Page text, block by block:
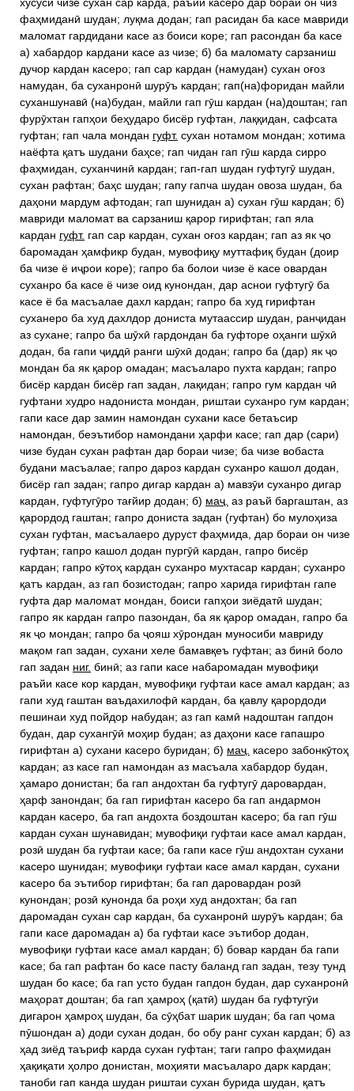
фаҳмиданӣ шудан; луқма додан; гап расидан ба касе мавриди
маломат гардидани касе аз боиси коре; гап расондан ба касе
а) хабардор кардани касе аз чизе; б) ба маломату сарзаниш
дучор кардан касеро; гап сар кардан (намудан) сухан оғоз
намудан, ба суханронӣ шурӯъ кардан; гап(на)форидан майли
суханшунавӣ (на)будан, майли гап гӯш кардан (на)доштан; гап
фурӯхтан гапҳои беҳударо бисёр гуфтан, лаққидан, сафсата
гуфтан; гап чала мондан гуфт. сухан нотамом мондан; хотима
наёфта қатъ шудани баҳсе; гап чидан гап гӯш карда сирро
фаҳмидан, суханчинӣ кардан; гап-гап шудан гуфтугӯ шудан,
сухан рафтан; баҳс шудан; гапу гапча шудан овоза шудан, ба
даҳони мардум афтодан; гап шунидан а) сухан гӯш кардан; б)
мавриди маломат ва сарзаниш қарор гирифтан; гап яла
кардан гуфт. гап сар кардан, сухан оғоз кардан; гап аз як ҷо
баромадан ҳамфикр будан, мувофиқу муттафиқ будан (доир
ба чизе ё иҷрои коре); гапро ба болои чизе ё касе овардан
суханро ба касе ё чизе оид кунондан, дар аснои гуфтугӯ ба
касе ё ба масъалае дахл кардан; гапро ба худ гирифтан
суханеро ба худ дахлдор дониста мутаассир шудан, ранҷидан
аз сухане; гапро ба шӯхӣ гардондан ба гуфторе оҳанги шӯхӣ
додан, ба гапи ҷиддӣ ранги шӯхӣ додан; гапро ба (дар) як ҷо
мондан ба як қарор омадан; масъаларо пухта кардан; гапро
бисёр кардан бисёр гап задан, лақидан; гапро гум кардан чӣ
гуфтани худро надониста мондан, риштаи суханро гум кардан;
гапи касе дар замин намондан сухани касе бетаъсир
намондан, беэътибор намондани ҳарфи касе; гап дар (сари)
чизе будан сухан рафтан дар бораи чизе; ба чизе вобаста
будани масъалае; гапро дароз кардан суханро кашол додан,
бисёр гап задан; гапро дигар кардан а) мавзӯи суханро дигар
кардан, гуфтугӯро тағйир додан; б) маҷ. аз раъй баргаштан, аз
қарордод гаштан; гапро дониста задан (гуфтан) бо мулоҳиза
сухан гуфтан, масъалаеро дуруст фаҳмида, дар бораи он чизе
гуфтан; гапро кашол додан пургӯӣ кардан, гапро бисёр
кардан; гапро кӯтоҳ кардан суханро мухтасар кардан; суханро
қатъ кардан, аз гап бозистодан; гапро харида гирифтан гапе
гуфта дар маломат мондан, боиси гапҳои зиёдатӣ шудан;
гапро як кардан гапро пазондан, ба як қарор омадан, гапро ба
як ҷо мондан; гапро ба ҷояш хӯрондан муносиби мавриду
мақом гап задан, сухани хеле бамавқеъ гуфтан; аз бинӣ боло
гап задан ниг. бинӣ; аз гапи касе набаромадан мувофиқи
раъйи касе кор кардан, мувофиқи гуфтаи касе амал кардан; аз
гапи худ гаштан ваъдахилофӣ кардан, ба қавлу қарордоди
пешинаи худ пойдор набудан; аз гап камӣ надоштан гапдон
будан, дар сухангӯӣ моҳир будан; аз даҳони касе гапашро
гирифтан а) сухани касеро буридан; б) маҷ. касеро забонкӯтоҳ
кардан; аз касе гап намондан аз масъала хабардор будан,
ҳамаро донистан; ба гап андохтан ба гуфтугӯ даровардан,
ҳарф занондан; ба гап гирифтан касеро ба гап андармон
кардан касеро, ба гап андохта боздоштан касеро; ба гап гӯш
кардан сухан шунавидан; мувофиқи гуфтаи касе амал кардан,
розӣ шудан ба гуфтаи касе; ба гапи касе гӯш андохтан сухани
касеро шунидан; мувофиқи гуфтаи касе амал кардан, сухани
касеро ба эътибор гирифтан; ба гап даровардан розӣ
кунондан; розӣ кунонда ба роҳи худ андохтан; ба гап
даромадан сухан сар кардан, ба суханронӣ шурӯъ кардан; ба
гапи касе даромадан а) ба гуфтаи касе эътибор додан,
мувофиқи гуфтаи касе амал кардан; б) бовар кардан ба гапи
касе; ба гап рафтан бо касе пасту баланд гап задан, тезу тунд
шудан бо касе; ба гап усто будан гапдон будан, дар суханронӣ
маҳорат доштан; ба гап ҳамроҳ (қатӣ) шудан ба гуфтугӯи
дигарон ҳамроҳ шудан, ба сӯҳбат шарик шудан; ба гап ҷома
пӯшондан а) доди сухан додан, бо обу ранг сухан кардан; б) аз
ҳад зиёд таъриф карда сухан гуфтан; таги гапро фаҳмидан
ҳақиқати ҳолро донистан, моҳияти масъаларо дарк кардан;
таноби гап канда шудан риштаи сухан бурида шудан, қатъ